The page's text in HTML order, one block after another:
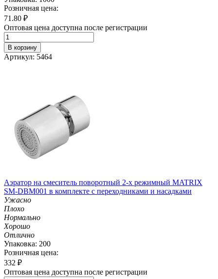
Розничная цена:
71.80 ₽
Оптовая цена доступна после регистрации
В корзину
Артикул: 5464
Аэратор на смеситель поворотный 2-х режимный MATRIX
SM-DBM001 в комплекте с переходниками и насадками
Ужасно
Плохо
Нормально
Хорошо
Отлично
Упаковка: 200
Розничная цена:
332 ₽
Оптовая цена доступна после регистрации